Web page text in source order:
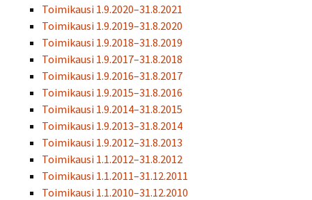
Toimikausi 1.9.2020–31.8.2021
Toimikausi 1.9.2019–31.8.2020
Toimikausi 1.9.2018–31.8.2019
Toimikausi 1.9.2017–31.8.2018
Toimikausi 1.9.2016–31.8.2017
Toimikausi 1.9.2015–31.8.2016
Toimikausi 1.9.2014–31.8.2015
Toimikausi 1.9.2013–31.8.2014
Toimikausi 1.9.2012–31.8.2013
Toimikausi 1.1.2012–31.8.2012
Toimikausi 1.1.2011–31.12.2011
Toimikausi 1.1.2010–31.12.2010